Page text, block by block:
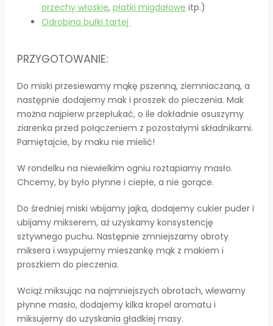
orzechy włoskie, płatki migdałowe itp.)
Odrobina bułki tartej
PRZYGOTOWANIE:
Do miski przesiewamy mąkę pszenną, ziemniaczaną, a
następnie dodajemy mak i proszek do pieczenia. Mak
można najpierw przepłukać, o ile dokładnie osuszymy
ziarenka przed połączeniem z pozostałymi składnikami.
Pamiętajcie, by maku nie mielić!
W rondelku na niewielkim ogniu roztapiamy masło.
Chcemy, by było płynne i ciepłe, a nie gorące.
Do średniej miski wbijamy jajka, dodajemy cukier puder i
ubijamy mikserem, aż uzyskamy konsystencję
sztywnego puchu. Następnie zmniejszamy obroty
miksera i wsypujemy mieszankę mąk z makiem i
proszkiem do pieczenia.
Wciąż miksując na najmniejszych obrotach, wlewamy
płynne masło, dodajemy kilka kropel aromatu i
miksujemy do uzyskania gładkiej masy.